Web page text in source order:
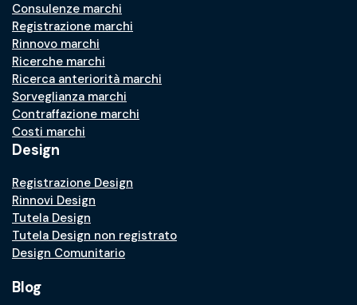
Consulenze marchi
Registrazione marchi
Rinnovo marchi
Ricerche marchi
Ricerca anteriorità marchi
Sorveglianza marchi
Contraffazione marchi
Costi marchi
Design
Registrazione Design
Rinnovi Design
Tutela Design
Tutela Design non registrato
Design Comunitario
Blog